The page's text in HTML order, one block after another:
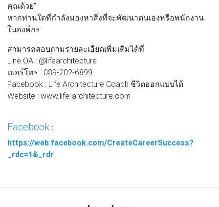
คุณด้วย”
หากท่านใดที่กำลังมองหาสิ่งที่จะพัฒนาตนเองหรือพนักงาน
ในองค์กร
สามารถสอบถามรายละเอียดเพิ่มเติมได้ที่
Line OA : @lifearchitecture
เบอร์โทร : 089-202-6899
Facebook : Life Architecture Coach ชีวิตออกแบบได้
Website : www.life-architecture.com
Facebook :
https://web.facebook.com/CreateCareerSuccess?
_rdc=1&_rdr